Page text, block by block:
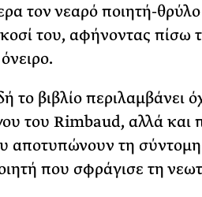
τον νεαρό ποιητή-
του, αφήνοντας πίσω
το βιβλίο περιλαμβάνει
του Rimbaud, αλλά και
αποτυπώνουν τη
που σφράγισε τη